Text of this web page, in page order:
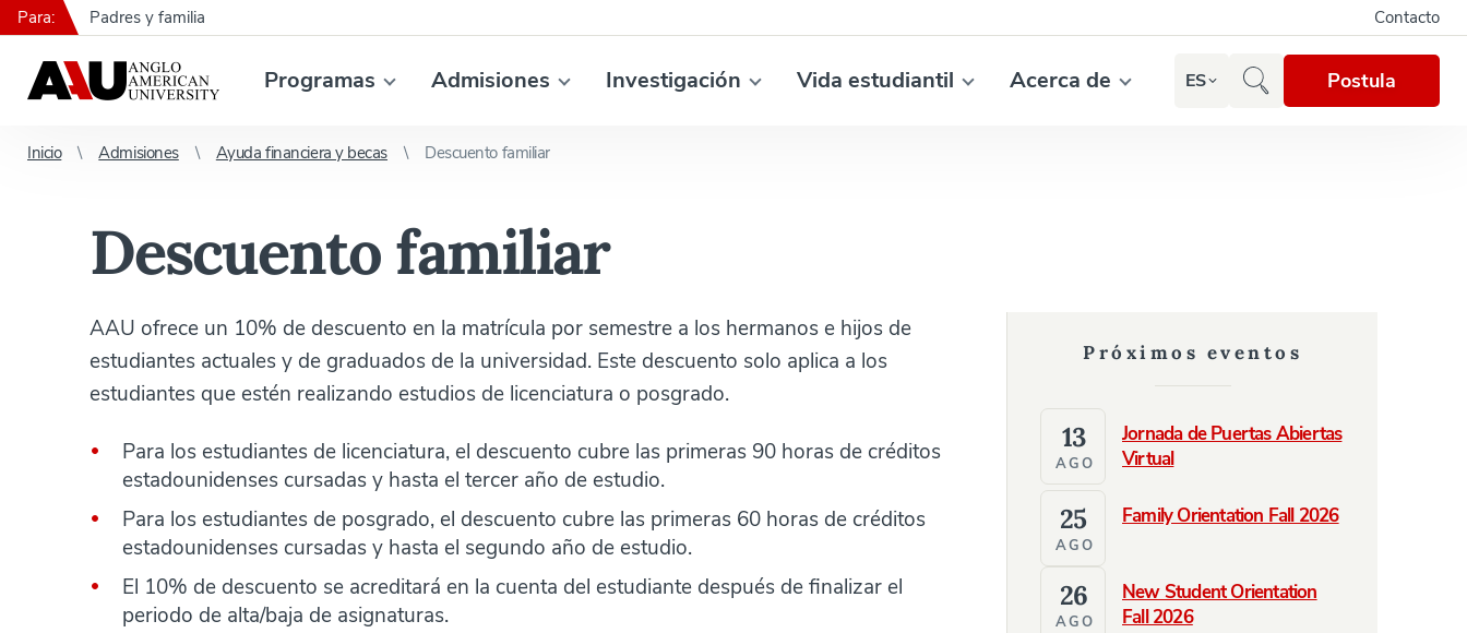
Programas Admisiones Investigación Vida estudiantil Acerca de ES Postula
Para: Padres y familia Contacto
Inicio Admisiones Ayuda financiera y becas Descuento familiar
Descuento familiar
AAU ofrece un 10% de descuento en la matrícula por semestre a los hermanos e hijos de
estudiantes actuales y de graduados de la universidad. Este descuento solo aplica a los
estudiantes que estén realizando estudios de licenciatura o posgrado.
Para los estudiantes de licenciatura, el descuento cubre las primeras 90 horas de créditos
estadounidenses cursadas y hasta el tercer año de estudio.
Para los estudiantes de posgrado, el descuento cubre las primeras 60 horas de créditos
estadounidenses cursadas y hasta el segundo año de estudio.
El 10% de descuento se acreditará en la cuenta del estudiante después de finalizar el
periodo de alta/baja de asignaturas.
Próximos eventos
Jornada de Puertas Abiertas
Virtual
13
AGO
Family Orientation Fall 2026
25
AGO
New Student Orientation
Fall 2026
26
AGO